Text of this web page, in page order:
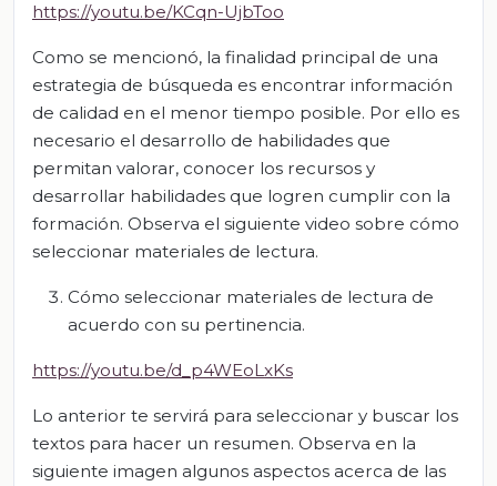
https://youtu.be/KCqn-UjbToo
Como se mencionó, la finalidad principal de una
estrategia de búsqueda es encontrar información
de calidad en el menor tiempo posible. Por ello es
necesario el desarrollo de habilidades que
permitan valorar, conocer los recursos y
desarrollar habilidades que logren cumplir con la
formación. Observa el siguiente video sobre cómo
seleccionar materiales de lectura.
Cómo seleccionar materiales de lectura de
acuerdo con su pertinencia.
https://youtu.be/d_p4WEoLxKs
Lo anterior te servirá para seleccionar y buscar los
textos para hacer un resumen. Observa en la
siguiente imagen algunos aspectos acerca de las